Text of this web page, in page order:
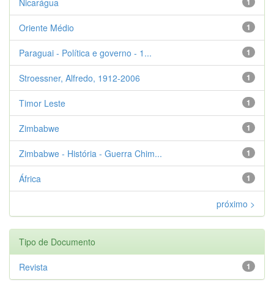
1
Oriente Médio
1
Paraguai - Política e governo - 1...
1
Stroessner, Alfredo, 1912-2006
1
Timor Leste
1
Zimbabwe
1
Zimbabwe - História - Guerra Chim...
1
África
próximo >
Tipo de Documento
1
Revista